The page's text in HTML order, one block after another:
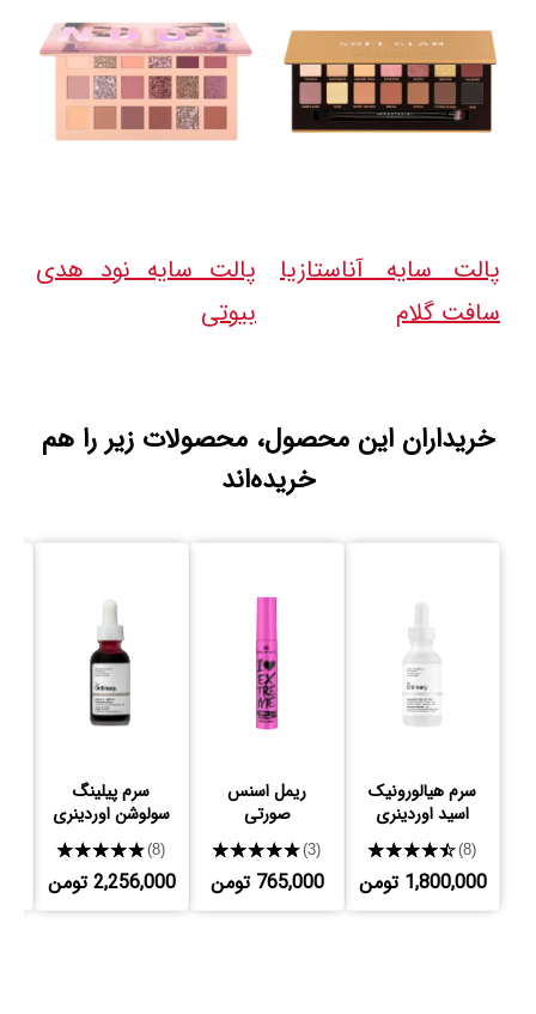
پالت سایه آناستازیا
سافت گلام
پالت سایه نود هدی
بیوتی
خریداران این محصول، محصولات زیر را هم
خریده‌اند
سرم هیالورونیک
اسید اوردینری
★★★★★(8)
1,800,000 تومن
ریمل اسنس
صورتی
★★★★★(3)
765,000 تومن
سرم پیلینگ
سولوشن اوردینری
★★★★★(8)
2,256,000 تومن